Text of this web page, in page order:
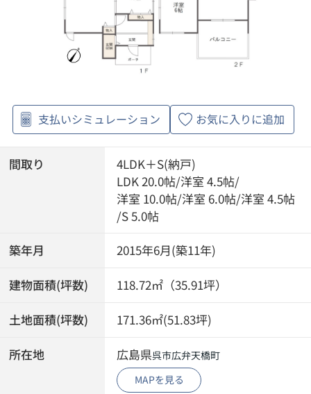
支払いシミュレーション お気に入りに追加
間取り
4LDK＋S(納戸)
LDK 20.0帖/洋室 4.5帖/
洋室 10.0帖/洋室 6.0帖/洋室 4.5帖
/S 5.0帖
築年月 2015年6月(築11年)
建物面積(坪数) 118.72㎡（35.91坪）
土地面積(坪数) 171.36㎡(51.83坪)
所在地 広島県呉市広弁天橋町
MAPを見る